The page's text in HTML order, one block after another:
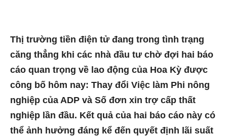
Thị trường tiền điện tử đang trong tình trạng
căng thẳng khi các nhà đầu tư chờ đợi hai báo
cáo quan trọng về lao động của Hoa Kỳ được
công bố hôm nay: Thay đổi Việc làm Phi nông
nghiệp của ADP và Số đơn xin trợ cấp thất
nghiệp lần đầu. Kết quả của hai báo cáo này có
thể ảnh hưởng đáng kể đến quyết định lãi suất